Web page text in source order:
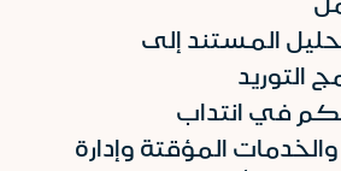
المستند إلى
التوريد
في انتداب
المؤقتة وإدارة